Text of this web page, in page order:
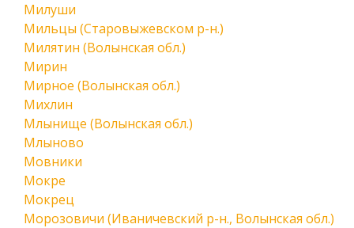
Милуши
Мильцы (Старовыжевском р-н.)
Милятин (Волынская обл.)
Мирин
Мирное (Волынская обл.)
Михлин
Млынище (Волынская обл.)
Млыново
Мовники
Мокре
Мокрец
Морозовичи (Иваничевский р-н., Волынская обл.)